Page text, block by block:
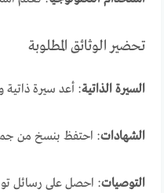
تحضير الوثائق المطلوبة
السيرة الذاتية: أعد سيرة
الشهادات: احتفظ بنسخ من
التوصيات: احصل على رسائل